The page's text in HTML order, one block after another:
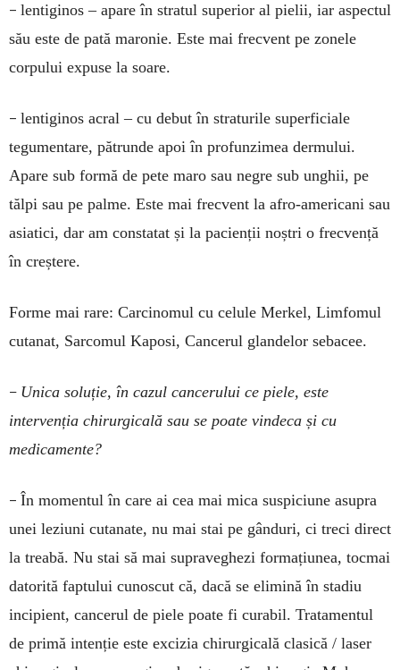
– lentiginos – apare în stratul superior al pielii, iar aspectul
său este de pată maronie. Este mai frecvent pe zonele
corpului expuse la soare.
– lentiginos acral – cu debut în straturile superficiale
tegumentare, pătrunde apoi în profunzimea dermului.
Apare sub formă de pete maro sau negre sub unghii, pe
tălpi sau pe palme. Este mai frecvent la afro-americani sau
asiatici, dar am constatat și la pacienții noștri o frecvență
în creștere.
Forme mai rare: Carcinomul cu celule Merkel, Limfomul
cutanat, Sarcomul Kaposi, Cancerul glandelor sebacee.
– Unica soluție, în cazul cancerului ce piele, este
intervenția chirurgicală sau se poate vindeca și cu
medicamente?
– În momentul în care ai cea mai mica suspiciune asupra
unei leziuni cutanate, nu mai stai pe gânduri, ci treci direct
la treabă. Nu stai să mai supraveghezi formațiunea, tocmai
datorită faptului cunoscut că, dacă se elimină în stadiu
incipient, cancerul de piele poate fi curabil. Tratamentul
de primă intenție este excizia chirurgicală clasică / laser